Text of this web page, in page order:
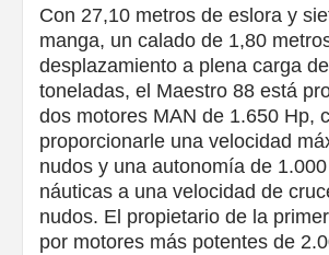
Con 27,10 metros de eslora y
manga, un calado de 1,80
desplazamiento a plena carga
toneladas, el Maestro 88 está
dos motores MAN de 1.650 Hp,
proporcionarle una velocidad
nudos y una autonomía de
náuticas a una velocidad de
nudos. El propietario de la
por motores más potentes de